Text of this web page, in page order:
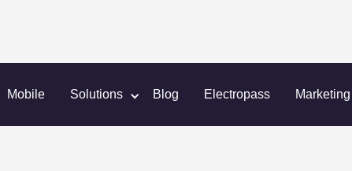
Mobile Solutions Blog Electropass Marketing
Lihula